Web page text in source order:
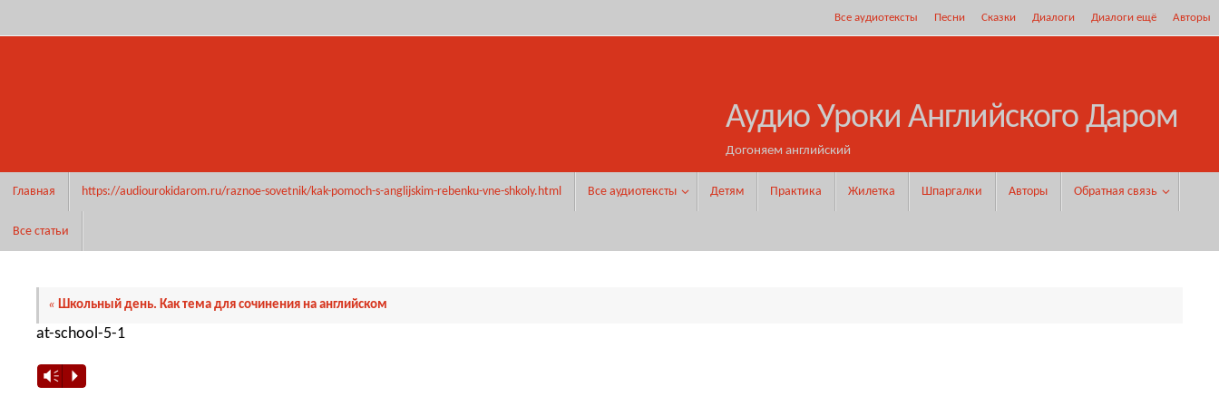
к
Все аудиотексты Песни Сказки Диалоги Диалоги ещё Авторы
Аудио Уроки Английского Даром
Догоняем английский
Главная https://audiourokidarom.ru/raznoe-sovetnik/kak-pomoch-s-anglijskim-rebenku-vne-shkoly.html Все аудиотексты Детям Практика Жилетка Шпаргалки Авторы Обратная связь
Все статьи
« Школьный день. Как тема для сочинения на английском
at-school-5-1
Vm P